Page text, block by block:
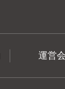
運営